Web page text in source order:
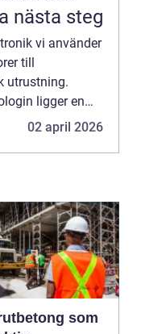
nästa steg
vi använder
till
utrustning.
ligger en
02 april 2026
som